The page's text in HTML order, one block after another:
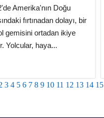
Amerika'nın Doğu
fırtınadan dolayı, bir
gemisini ortadan ikiye
Yolcular, haya...
3 4 5 6 7 8 9 10 11 12 13 14 15